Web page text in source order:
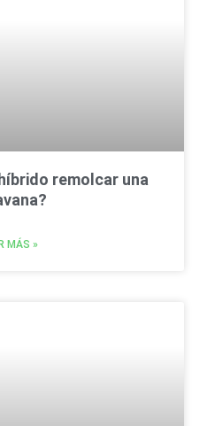
remolcar una
MÁS »